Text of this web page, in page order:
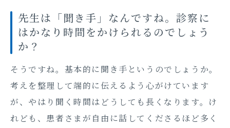
先生は「聞き手」なんですね。診察に
はかなり時間をかけられるのでしょう
か？
そうですね。基本的に聞き手というのでしょうか。
考えを整理して端的に伝えるよう心がけています
が、やはり聞く時間はどうしても長くなります。け
れども、患者さまが自由に話してくださるほど多く